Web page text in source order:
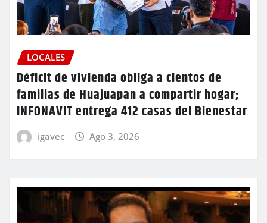
LOCALES
Déficit de vivienda obliga a cientos de
familias de Huajuapan a compartir hogar;
INFONAVIT entrega 412 casas del Bienestar
igavec Ago 3, 2026